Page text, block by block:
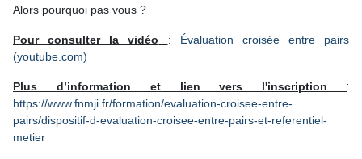
Alors pourquoi pas vous ?
Pour consulter la vidéo : Évaluation croisée entre pairs
(youtube.com)
Plus d’information et lien vers l'inscription :
https://www.fnmji.fr/formation/evaluation-croisee-entre-
pairs/dispositif-d-evaluation-croisee-entre-pairs-et-referentiel-
metier